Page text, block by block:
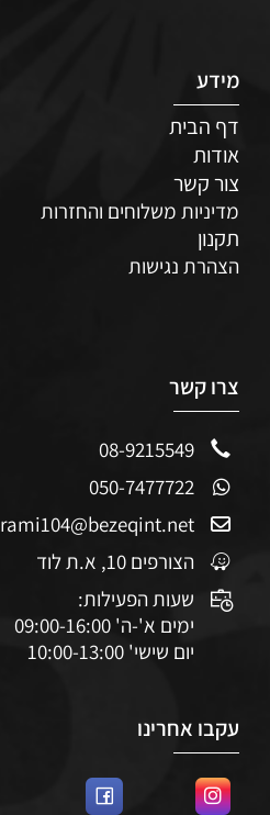
מידע
דף הבית
אודות
צור קשר
מדיניות משלוחים והחזרות
תקנון
הצהרת נגישות
צרו קשר
08-9215549
050-7477722
rami104@bezeqint.net
הצורפים 10, א.ת לוד
שעות הפעילות:
ימים א'-ה' 09:00-16:00
יום שישי' 10:00-13:00
עקבו אחרינו